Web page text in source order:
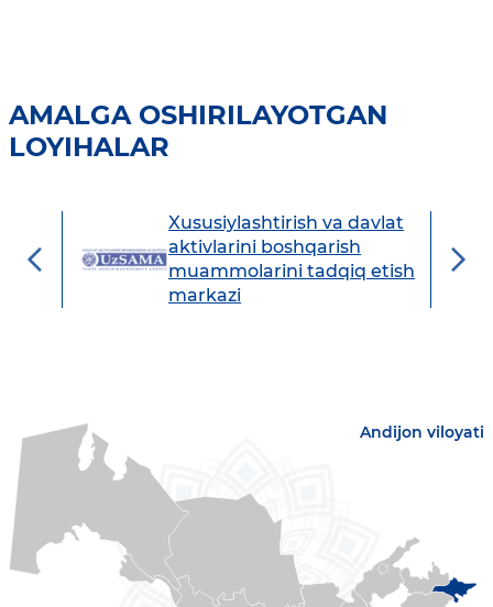
AMALGA OSHIRILAYOTGAN
LOYIHALAR
Xususiylashtirish va davlat
aktivlarini boshqarish
muammolarini tadqiq etish
markazi
Andijon viloyati